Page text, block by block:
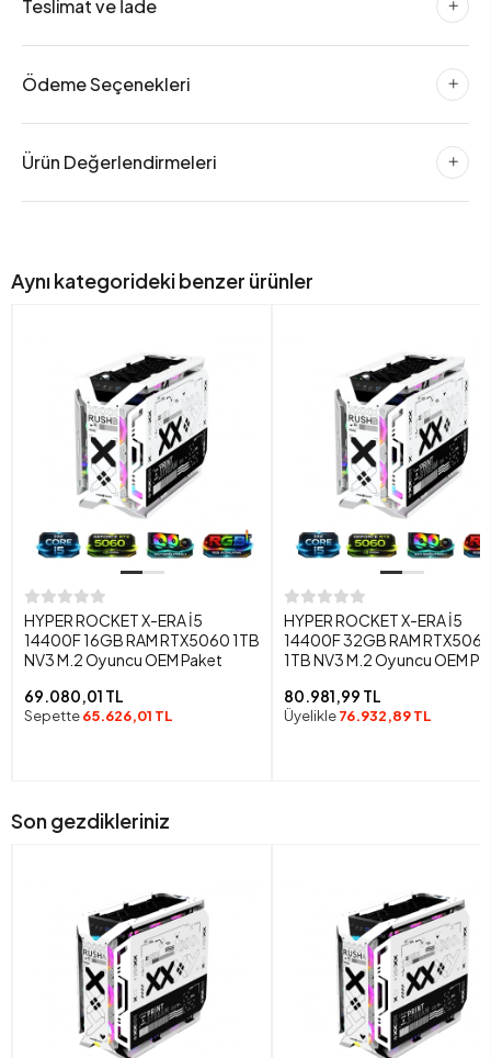
Teslimat ve İade
Ödeme Seçenekleri
Ürün Değerlendirmeleri
Aynı kategorideki benzer ürünler
HYPER ROCKET X-ERA İ5
14400F 16GB RAM RTX5060 1TB
NV3 M.2 Oyuncu OEM Paket
69.080,01 TL
Sepette65.626,01 TL
HYPER ROCKET X-ERA İ5
14400F 32GB RAM
1TB NV3 M.2 Oyuncu OEM
80.981,99 TL
Üyelikle76.932,89 TL
Son gezdikleriniz